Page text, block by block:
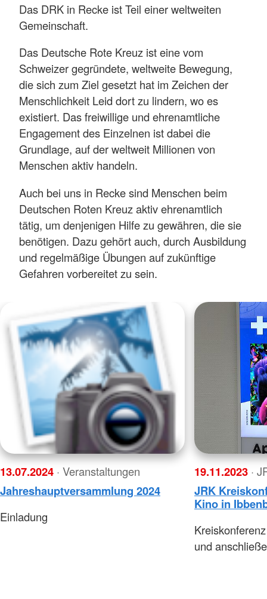
Das DRK in Recke ist Teil einer weltweiten
Gemeinschaft.
Das Deutsche Rote Kreuz ist eine vom
Schweizer gegründete, weltweite Bewegung,
die sich zum Ziel gesetzt hat im Zeichen der
Menschlichkeit Leid dort zu lindern, wo es
existiert. Das freiwillige und ehrenamtliche
Engagement des Einzelnen ist dabei die
Grundlage, auf der weltweit Millionen von
Menschen aktiv handeln.
Auch bei uns in Recke sind Menschen beim
Deutschen Roten Kreuz aktiv ehrenamtlich
tätig, um denjenigen Hilfe zu gewähren, die sie
benötigen. Dazu gehört auch, durch Ausbildung
und regelmäßige Übungen auf zukünftige
Gefahren vorbereitet zu sein.
13.07.2024 · Veranstaltungen
Jahreshauptversammlung 2024
Einladung
19.11.2023 ·
JRK
Kino in
und